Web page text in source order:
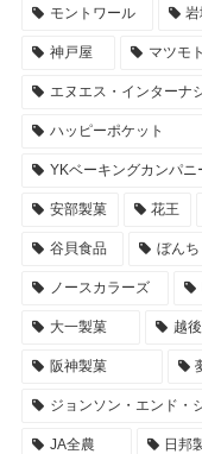
モントワール
神戸屋 マツモ
エヌエス・インターナ
ハッピーポケット
YKベーキングカンパニ
安部製菓 花王
谷貝食品 ぼんち
ノースカラーズ
大一製菓 越
阪神製菓
ジョンソン・エンド・
JA全農 日邦